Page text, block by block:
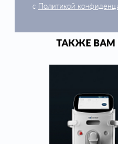
с Политикой
ТАКЖЕ ВАМ